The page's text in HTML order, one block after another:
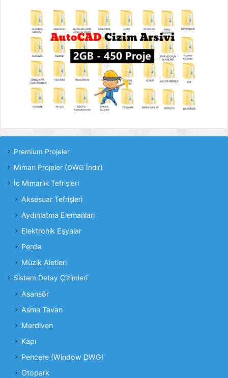
Premium Projeler
Mimari Projeler (DWG İndir)
İç Mimarlık Tefrişleri
Aksesuar Tefrişleri
Aydınlatma Elemanları
Elektronik Eşyalar
Perde
Müzik Aletleri
Sistem Detay Çizimleri
Asansör
Asma Tavan
Merdiven
Kapı
Pencere (Window DWG)
Otopark